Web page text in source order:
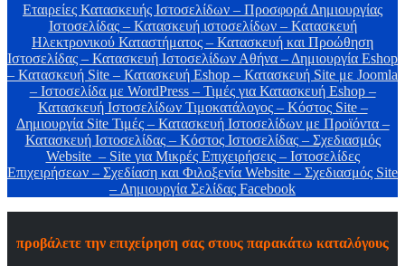
Εταιρείες Κατασκευής Ιστοσελίδων – Προσφορά Δημιουργίας
Ιστοσελίδας – Κατασκευή ιστοσελίδων – Κατασκευή
Ηλεκτρονικού Καταστήματος – Κατασκευή και Προώθηση
Ιστοσελίδας – Κατασκευή Iστοσελίδων Αθήνα – Δημιουργία Eshop
– Κατασκευή Site – Κατασκευή Eshop – Κατασκευή Site με Joomla
– Ιστοσελίδα με WordPress – Τιμές για Κατασκευή Eshop –
Κατασκευή Ιστοσελίδων Τιμοκατάλογος – Κόστος Site –
Δημιουργία Site Τιμές – Κατασκευή Ιστοσελίδων με Προϊόντα –
Κατασκευή Ιστοσελίδας – Κόστος Ιστοσελίδας – Σχεδιασμός
Website – Site για Μικρές Επιχειρήσεις – Ιστοσελίδες
Επιχειρήσεων – Σχεδίαση και Φιλοξενία Website – Σχεδιασμός Site
– Δημιουργία Σελίδας Facebook
προβάλετε την επιχείρηση σας στους παρακάτω καταλόγους